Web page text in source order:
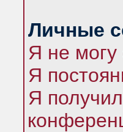
Личные
Я не
Я
Я